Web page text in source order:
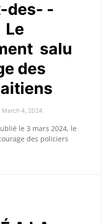
des- -
Le
salu
des
March 4, 2024
le 3 mars 2024, le
des policiers